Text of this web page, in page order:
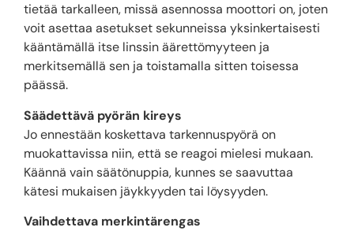
tietää tarkalleen, missä asennossa moottori on, joten
voit asettaa asetukset sekunneissa yksinkertaisesti
kääntämällä itse linssin äärettömyyteen ja
merkitsemällä sen ja toistamalla sitten toisessa
päässä.
Säädettävä pyörän kireys
Jo ennestään koskettava tarkennuspyörä on
muokattavissa niin, että se reagoi mielesi mukaan.
Käännä vain säätönuppia, kunnes se saavuttaa
kätesi mukaisen jäykkyyden tai löysyyden.
Vaihdettava merkintärengas